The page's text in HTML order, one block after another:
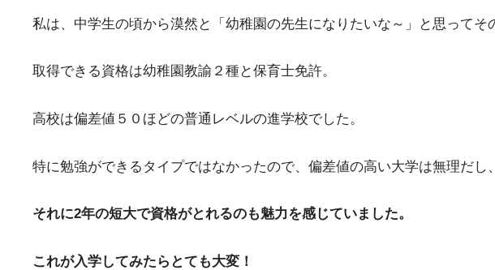
私は、中学生の頃から漠然と「幼稚園の先生になりたいな～」と思って
取得できる資格は幼稚園教諭２種と保育士免許。
高校は偏差値５０ほどの普通レベルの進学校でした。
特に勉強ができるタイプではなかったので、偏差値の高い大学は無理だ
それに2年の短大で資格がとれるのも魅力を感じていました。
これが入学してみたらとても大変！